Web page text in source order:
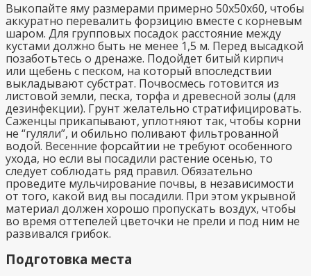
Выкопайте яму размерами примерно 50х50х60, чтобы
аккуратно перевалить форзицию вместе с корневым
шаром. Для групповых посадок расстояние между
кустами должно быть не менее 1,5 м. Перед высадкой
позаботьтесь о дренаже. Подойдет битый кирпич
или щебень с песком, на который впоследствии
выкладывают субстрат. Почвосмесь готовится из
листовой земли, песка, торфа и древесной золы (для
дезинфекции). Грунт желательно стратифицировать.
Саженцы прикапывают, уплотняют так, чтобы корни
не “гуляли”, и обильно поливают фильтрованной
водой. Весенние форсайтии не требуют особенного
ухода, но если вы посадили растение осенью, то
следует соблюдать ряд правил. Обязательно
проведите мульчирование почвы, в независимости
от того, какой вид вы посадили. При этом укрывной
материал должен хорошо пропускать воздух, чтобы
во время оттепелей цветочки не прели и под ним не
развивался грибок.
Подготовка места